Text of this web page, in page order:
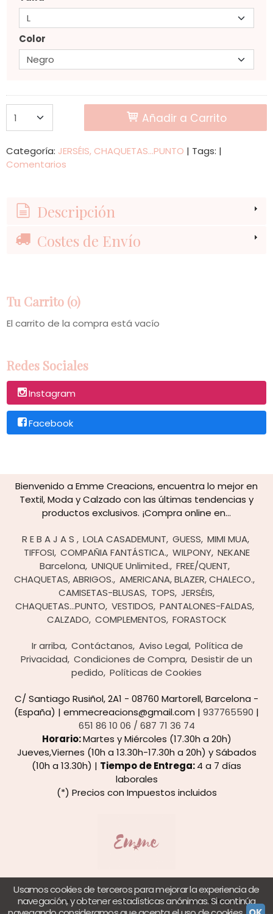
Tu Carrito (0)
El carrito de la compra está vacío
Redes Sociales
Instagram
Facebook
Color
Añadir a Carrito
Categoría: JERSÉIS, CHAQUETAS...PUNTO | Tags: |
Comentarios
Descripción
Costes de Envío
Bienvenido a Emme Creacions, encuentra lo mejor en
Textil, Moda y Calzado con las últimas tendencias y
productos exclusivos. ¡Compra online en...
R E B A J A S LOLA CASADEMUNT GUESS MIMI MUA
TIFFOSI COMPAÑIA FANTÁSTICA. WILPONY NEKANE
Barcelona UNIQUE Unlimited. FREE/QUENT
CHAQUETAS, ABRIGOS. AMERICANA, BLAZER, CHALECO.
CAMISETAS-BLUSAS TOPS JERSÉIS,
CHAQUETAS...PUNTO VESTIDOS PANTALONES-FALDAS
CALZADO COMPLEMENTOS FORASTOCK
Ir arriba Contáctanos Aviso Legal Política de
Privacidad Condiciones de Compra Desistir de un
pedido Políticas de Cookies
C/ Santiago Rusiñol, 2A1 - 08760 Martorell, Barcelona -
(España) | emmecreacions@gmail.com | 937765590 |
651 86 10 06 / 687 71 36 74
Horario:Martes y Miércoles (17.30h a 20h)
Jueves,Viernes (10h a 13.30h-17.30h a 20h) y Sábados
(10h a 13.30h) | Tiempo de Entrega:4 a 7 días
laborales
(*) Precios con Impuestos incluidos
Emme Creacions- Copyright © 2026 [25801] - Con la tecnología de Palbin.com
Usamos cookies de terceros para mejorar la experiencia de
navegación, y obtener estadísticas anónimas. Si continúa